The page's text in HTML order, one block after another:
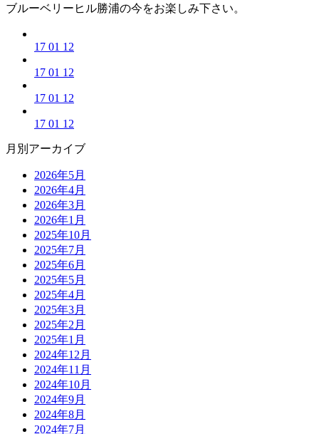
ブルーベリーヒル勝浦の今をお楽しみ下さい。
17 01 12
17 01 12
17 01 12
17 01 12
月別アーカイブ
2026年5月
2026年4月
2026年3月
2026年1月
2025年10月
2025年7月
2025年6月
2025年5月
2025年4月
2025年3月
2025年2月
2025年1月
2024年12月
2024年11月
2024年10月
2024年9月
2024年8月
2024年7月